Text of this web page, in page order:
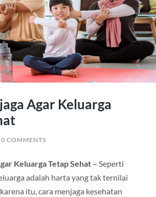
Agar Keluarga
0 COMMENTS
Keluarga Tetap Sehat – Seperti
adalah harta yang tak ternilai
itu, cara menjaga kesehatan